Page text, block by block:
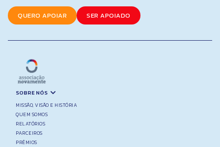
l QUERO APOIAR SER APOIADO
SOBRE NÓS
MISSÃO, VISÃO E HISTÓRIA
QUEM SOMOS
RELATÓRIOS
PARCEIROS
PRÉMIOS